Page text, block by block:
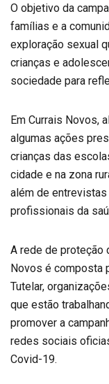
O objetivo da
famílias e a
exploração sexual
crianças e
sociedade para
Em Currais Novos,
algumas ações
crianças das
cidade e na zona
além de
profissionais da
A rede de proteção
Novos é composta
Tutelar,
que estão
promover a
redes sociais
Covid-19.